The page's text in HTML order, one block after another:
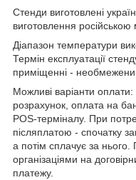
Стенди виготовлені
виготовлення російською
Діапазон температури
Термін експлуатації
приміщенні -
Можливі варіанти оплати:
розрахунок, оплата на
POS-терміналу. При
післяплатою - спочатку
а потім сплачує за
організаціями на
платежу.